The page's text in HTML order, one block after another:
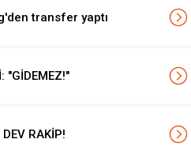
transfer yaptı
"GİDEMEZ!"
RAKİP!